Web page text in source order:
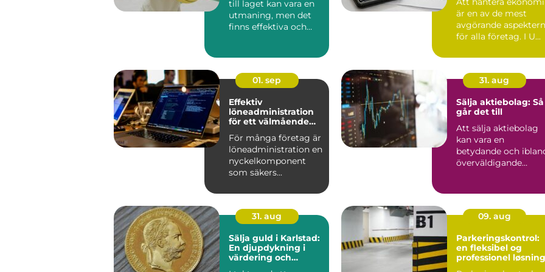
till laget kan vara en
utmaning, men det
finns effektiva och
är en av de mest
avgörande
för alla företag. I U...
01. sep
Effektiv
löneadministration
för ett välmående
För många företag är
löneadministration en
nyckelkomponent
som säkers...
31. aug
Sälja aktiebolag: Så
går det till
Att sälja aktiebolag
kan vara en
betydande och
överväldigande
31. aug
Sälja guld i Karlstad:
En djupdykning i
värdering och
09. aug
Parkeringskontrol:
en fleksibel og
professionel løsning